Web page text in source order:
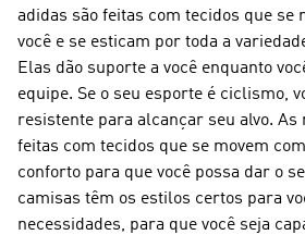
adidas são feitas com tecidos que se
você e se esticam por toda a
Elas dão suporte a você enquanto
equipe. Se o seu esporte é ciclismo,
resistente para alcançar seu alvo. As
feitas com tecidos que se movem
conforto para que você possa dar o
camisas têm os estilos certos para
necessidades, para que você seja